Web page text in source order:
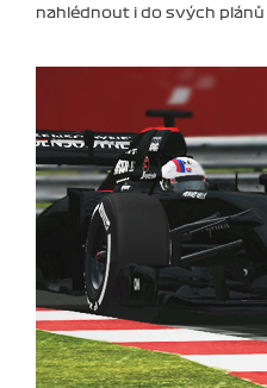
nahlédnout i do svých